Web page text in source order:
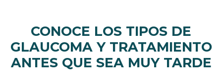
CONOCE LOS TIPOS DE
GLAUCOMA Y TRATAMIENTO
ANTES QUE SEA MUY TARDE